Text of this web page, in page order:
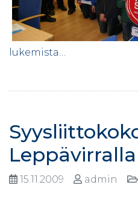
lukemista…
Leppävirralla
15.11.2009 admin